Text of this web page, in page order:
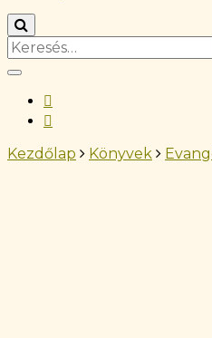
Keresés:
Kezdőlap Könyvek